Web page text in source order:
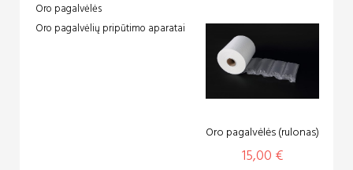
Oro pagalvėlės (rulonas)
15,00 €
Oro pagalvėlės
Oro pagalvėlių pripūtimo aparatai